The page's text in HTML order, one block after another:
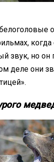
когда
звук, но он
деле они